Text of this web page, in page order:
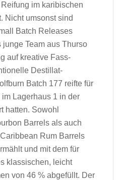
im karibischen
Nicht umsonst sind
Batch Releases
Team aus Thurso
auf kreative Fass-
Destillat-
Batch 177 reifte für
Lagerhaus 1 in der
hatten. Sowohl
Barrels als auch
Rum Barrels
und mit dem für
klassischen, leicht
von 46 % abgefüllt. Der